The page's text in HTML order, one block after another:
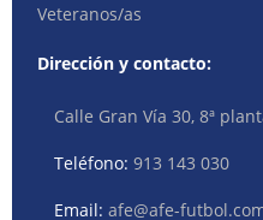
Veteranos/as
Dirección y contacto:
Calle Gran Vía 30, 8ª
Teléfono:913 143 030
Email:afe@afe-